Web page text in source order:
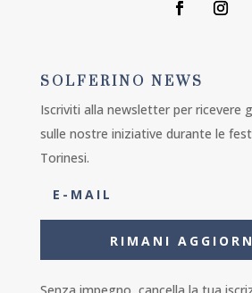
SOLFERINO NEWS
Iscriviti alla newsletter per ricevere
sulle nostre iniziative durante le
Torinesi.
RIMANI